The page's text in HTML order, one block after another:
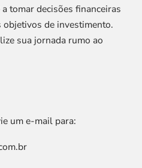
tomar decisões financeiras
de investimento.
sua jornada rumo ao
um e-mail para: